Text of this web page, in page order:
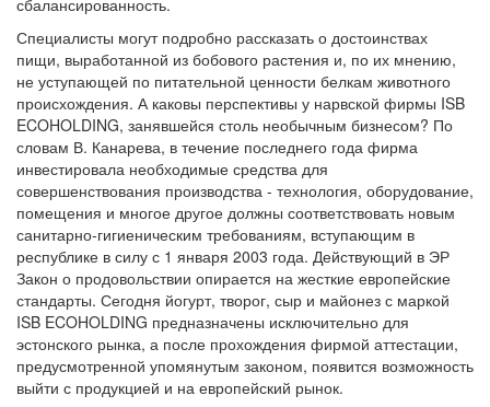
Специалисты могут подробно рассказать о достоинствах
пищи, выработанной из бобового растения и, по их мнению,
не уступающей по питательной ценности белкам животного
происхождения. А каковы перспективы у нарвской фирмы ISB
ECOHOLDING, занявшейся столь необычным бизнесом? По
словам В. Канарева, в течение последнего года фирма
инвестировала необходимые средства для
совершенствования производства - технология, оборудование,
помещения и многое другое должны соответствовать новым
санитарно-гигиеническим требованиям, вступающим в
республике в силу с 1 января 2003 года. Действующий в ЭР
Закон о продовольствии опирается на жесткие европейские
стандарты. Сегодня йогурт, творог, сыр и майонез с маркой
ISB ECOHOLDING предназначены исключительно для
эстонского рынка, а после прохождения фирмой аттестации,
предусмотренной упомянутым законом, появится возможность
выйти с продукцией и на европейский рынок.